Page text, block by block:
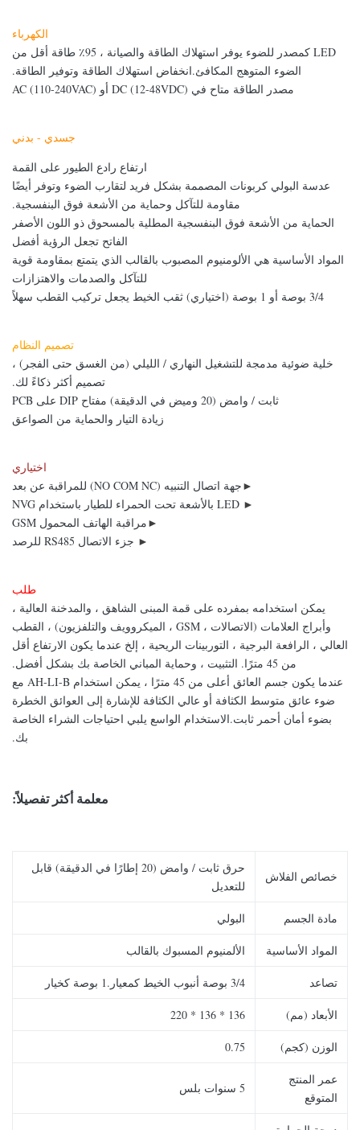
الكهرباء
LED كمصدر للضوء يوفر استهلاك الطاقة والصيانة ، 95٪ طاقة أقل من
الضوء المتوهج المكافئ.انخفاض استهلاك الطاقة وتوفير الطاقة.
مصدر الطاقة متاح في DC (12-48VDC) أو AC (110-240VAC)
جسدي - بدني
ارتفاع رادع الطيور على القمة
عدسة البولي كربونات المصممة بشكل فريد لتقارب الضوء وتوفر أيضًا
مقاومة للتآكل وحماية من الأشعة فوق البنفسجية.
الحماية من الأشعة فوق البنفسجية المطلية بالمسحوق ذو اللون الأصفر
الفاتح تجعل الرؤية أفضل
المواد الأساسية هي الألومنيوم المصبوب بالقالب الذي يتمتع بمقاومة قوية
للتآكل والصدمات والاهتزازات
3/4 بوصة أو 1 بوصة (اختياري) ثقب الخيط يجعل تركيب القطب سهلاً
تصميم النظام
خلية ضوئية مدمجة للتشغيل النهاري / الليلي (من الغسق حتى الفجر) ،
تصميم أكثر ذكاءً لك.
ثابت / وامض (20 وميض في الدقيقة) مفتاح DIP على PCB
زيادة التيار والحماية من الصواعق
اختياري
►جهة اتصال التنبيه (NO COM NC) للمراقبة عن بعد
► LED بالأشعة تحت الحمراء للطيار باستخدام NVG
►مراقبة الهاتف المحمول GSM
► جزء الاتصال RS485 للرصد
طلب
يمكن استخدامه بمفرده على قمة المبنى الشاهق ، والمدخنة العالية ،
وأبراج العلامات (الاتصالات ، GSM ، الميكروويف والتلفزيون) ، القطب
العالي ، الرافعة البرجية ، التوربينات الريحية ، إلخ عندما يكون الارتفاع أقل
من 45 مترًا. التثبيت ، وحماية المباني الخاصة بك بشكل أفضل.
عندما يكون جسم العائق أعلى من 45 مترًا ، يمكن استخدام AH-LI-B مع
ضوء عائق متوسط ​​الكثافة أو عالي الكثافة للإشارة إلى العوائق الخطرة
بضوء أمان أحمر ثابت.الاستخدام الواسع يلبي احتياجات الشراء الخاصة
بك.
معلمة أكثر تفصيلاً:
خصائص الفلاش
حرق ثابت / وامض (20 إطارًا في الدقيقة) قابل
للتعديل
مادة الجسم البولي
المواد الأساسية الألمنيوم المسبوك بالقالب
تصاعد 3/4 بوصة أنبوب الخيط كمعيار.1 بوصة كخيار
الأبعاد (مم) 136 * 136 * 220
الوزن (كجم) 0.75
عمر المنتج
المتوقع
5 سنوات بلس